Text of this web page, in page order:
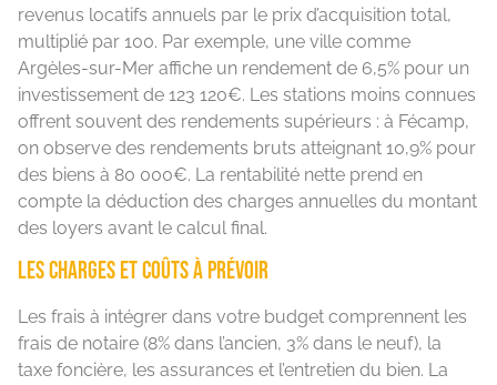
revenus locatifs annuels par le prix d’acquisition total,
multiplié par 100. Par exemple, une ville comme
Argèles-sur-Mer affiche un rendement de 6,5% pour un
investissement de 123 120€. Les stations moins connues
offrent souvent des rendements supérieurs : à Fécamp,
on observe des rendements bruts atteignant 10,9% pour
des biens à 80 000€. La rentabilité nette prend en
compte la déduction des charges annuelles du montant
des loyers avant le calcul final.
Les charges et coûts à prévoir
Les frais à intégrer dans votre budget comprennent les
frais de notaire (8% dans l’ancien, 3% dans le neuf), la
taxe foncière, les assurances et l’entretien du bien. La